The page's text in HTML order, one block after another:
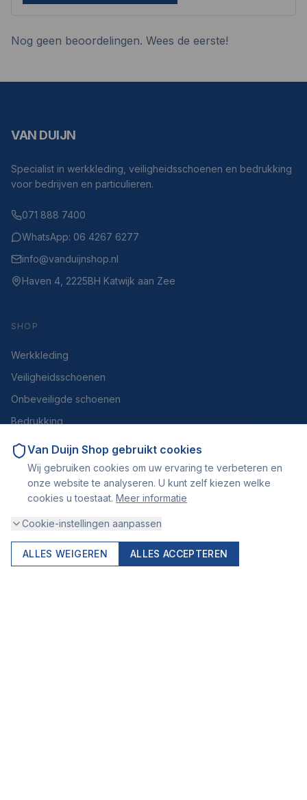
Nog geen beoordelingen. Wees de eerste!
Pro Control 9" Boxer W
Vanaf € 19,97
VAN DUIJN
Specialist in werkkleding, veiligheidsschoenen en bedrukking
voor bedrijven en particulieren.
071 888 7400
WhatsApp: 06 4267 6277
info@vanduijnshop.nl
Haven 4, 2225BH Katwijk aan Zee
SHOP
Werkkleding
Veiligheidsschoenen
Onbeveiligde schoenen
Bedrukking
Portfolio PromoPrintService
Offerte aanvragen
Werkkleding Bouw
Werkkleding Horeca
Van Duijn Shop gebruikt cookies
Wij gebruiken cookies om uw ervaring te verbeteren en
onze website te analyseren. U kunt zelf kiezen welke
cookies u toestaat. Meer informatie
Cookie-instellingen aanpassen
ALLES WEIGEREN ALLES ACCEPTEREN